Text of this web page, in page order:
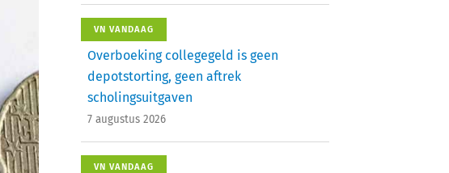
VN VANDAAG
Overboeking collegegeld is geen
depotstorting, geen aftrek
scholingsuitgaven
7 augustus 2026
VN VANDAAG